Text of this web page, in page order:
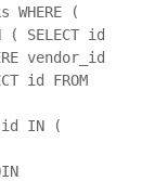
(
id
vendor_id
id FROM
id IN (